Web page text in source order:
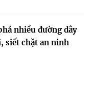
nhiều đường dây
siết chặt an ninh